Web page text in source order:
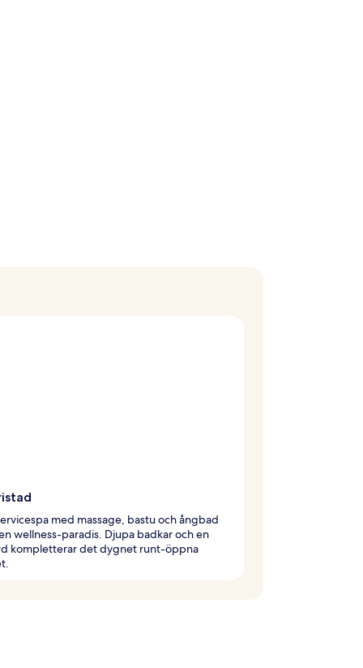
med massage, bastu och ångbad
wellness-paradis. Djupa badkar och en
kompletterar det dygnet runt-öppna